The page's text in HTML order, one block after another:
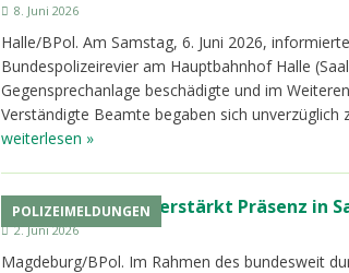
8. Juni 2026
Halle/BPol. Am Samstag, 6. Juni 2026,
Bundespolizeirevier am Hauptbahnhof Halle
Gegensprechanlage beschädigte und im
Verständigte Beamte begaben sich
weiterlesen »
POLIZEIMELDUNGEN
Bundespolizei verstärkt Präsenz in
2. Juni 2026
Magdeburg/BPol. Im Rahmen des bundesweit